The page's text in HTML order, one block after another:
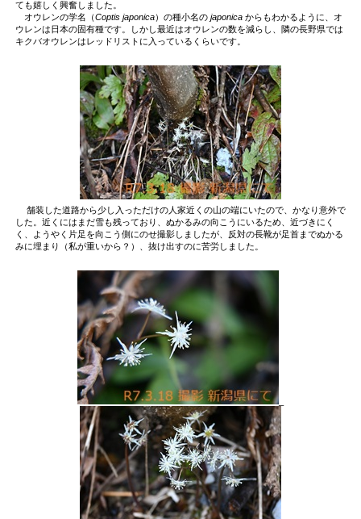
ても嬉しく興奮しました。
オウレンの学名（Coptis japonica）の種小名の japonicaからもわかるように、オ
ウレンは日本の固有種です。しかし最近はオウレンの数を減らし、隣の長野県では
キクバオウレンはレッドリストに入っているくらいです。
舗装した道路から少し入っただけの人家近くの山の端にいたので、かなり意外で
した。近くにはまだ雪も残っており、ぬかるみの向こうにいるため、近づきにく
く、ようやく片足を向こう側にのせ撮影しましたが、反対の長靴が足首までぬかる
みに埋まり（私が重いから？）、抜け出すのに苦労しました。
_